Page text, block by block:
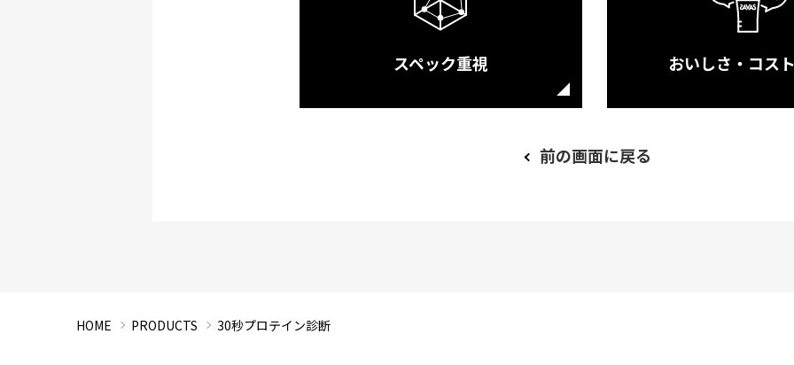
スペック重視 おいしさ・コス
前の画面に戻る
HOME PRODUCTS 30秒プロテイン診断